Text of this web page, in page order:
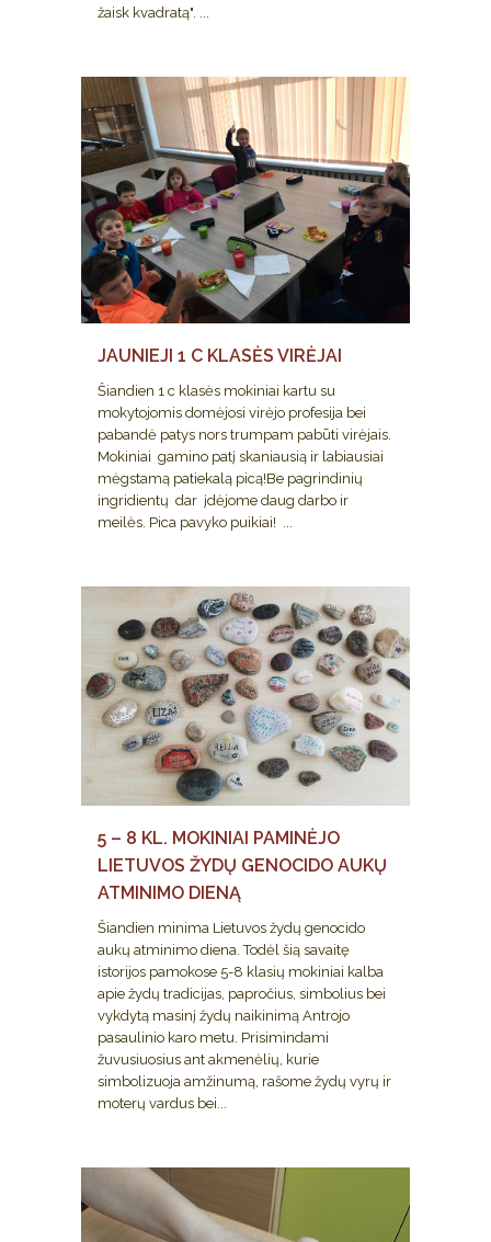
žaisk kvadratą". ...
JAUNIEJI 1 C KLASĖS VIRĖJAI
Šiandien 1 c klasės mokiniai kartu su
mokytojomis domėjosi virėjo profesija bei
pabandė patys nors trumpam pabūti virėjais.
Mokiniai gamino patį skaniausią ir labiausiai
mėgstamą patiekalą picą!Be pagrindinių
ingridientų dar įdėjome daug darbo ir
meilės. Pica pavyko puikiai! ...
5 – 8 KL. MOKINIAI PAMINĖJO
LIETUVOS ŽYDŲ GENOCIDO AUKŲ
ATMINIMO DIENĄ
Šiandien minima Lietuvos žydų genocido
aukų atminimo diena. Todėl šią savaitę
istorijos pamokose 5-8 klasių mokiniai kalba
apie žydų tradicijas, papročius, simbolius bei
vykdytą masinį žydų naikinimą Antrojo
pasaulinio karo metu. Prisimindami
žuvusiuosius ant akmenėlių, kurie
simbolizuoja amžinumą, rašome žydų vyrų ir
moterų vardus bei...